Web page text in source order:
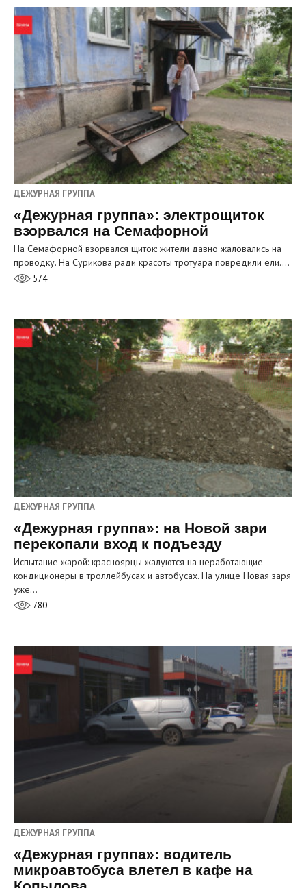
ДЕЖУРНАЯ ГРУППА
«Дежурная группа»: электрощиток
взорвался на Семафорной
На Семафорной взорвался щиток: жители давно жаловались на
проводку. На Сурикова ради красоты тротуара повредили ели.…
574
ДЕЖУРНАЯ ГРУППА
«Дежурная группа»: на Новой зари
перекопали вход к подъезду
Испытание жарой: красноярцы жалуются на неработающие
кондиционеры в троллейбусах и автобусах. На улице Новая заря
уже…
780
ДЕЖУРНАЯ ГРУППА
«Дежурная группа»: водитель
микроавтобуса влетел в кафе на